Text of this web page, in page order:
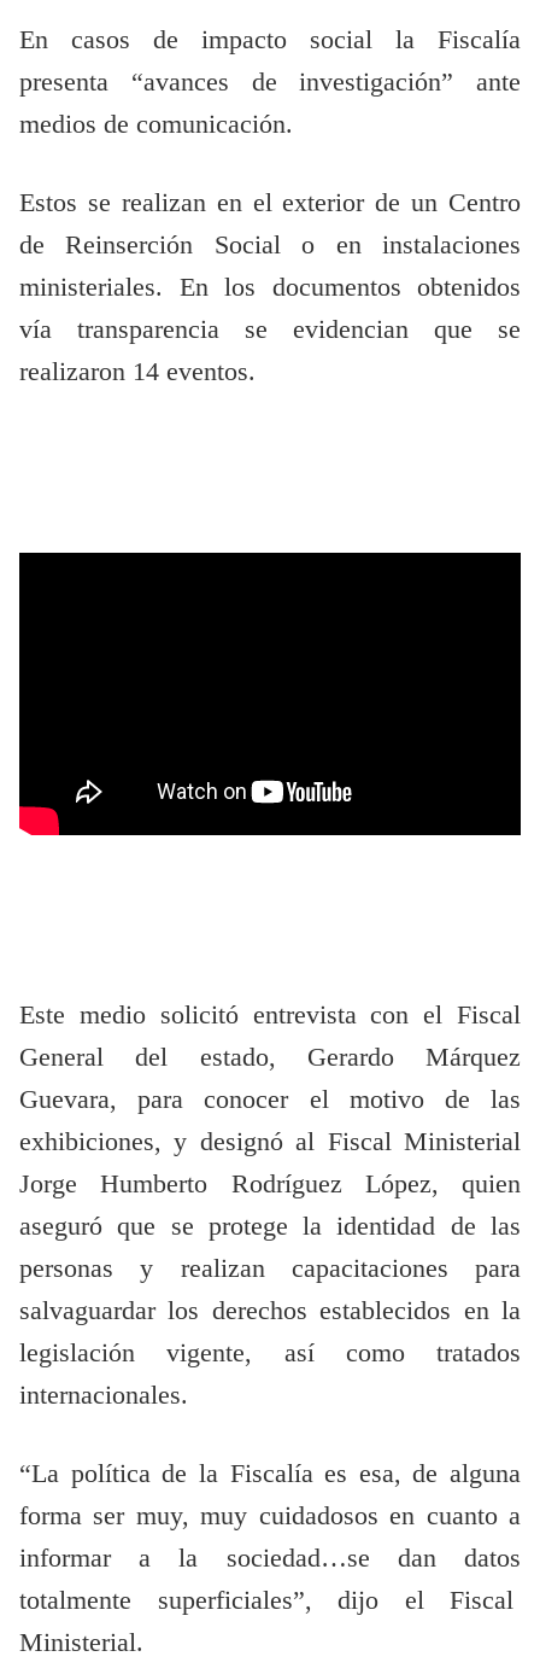
En casos de impacto social la Fiscalía
presenta “avances de investigación” ante
medios de comunicación.
Estos se realizan en el exterior de un Centro
de Reinserción Social o en instalaciones
ministeriales. En los documentos obtenidos
vía transparencia se evidencian que se
realizaron 14 eventos.
Este medio solicitó entrevista con el Fiscal
General del estado, Gerardo Márquez
Guevara, para conocer el motivo de las
exhibiciones, y designó al Fiscal Ministerial
Jorge Humberto Rodríguez López, quien
aseguró que se protege la identidad de las
personas y realizan capacitaciones para
salvaguardar los derechos establecidos en la
legislación vigente, así como tratados
internacionales.
“La política de la Fiscalía es esa, de alguna
forma ser muy, muy cuidadosos en cuanto a
informar a la sociedad…se dan datos
totalmente superficiales”, dijo el Fiscal
Ministerial.